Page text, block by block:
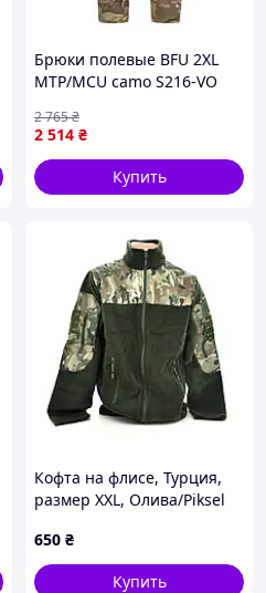
Брюки полевые BFU 2XL
MTP/MCU camo S216-VO
2 514 ₴
2 765₴
Купить
Кофта на флисе, Турция,
размер XXL, Олива/Piksel
650 ₴
Купить